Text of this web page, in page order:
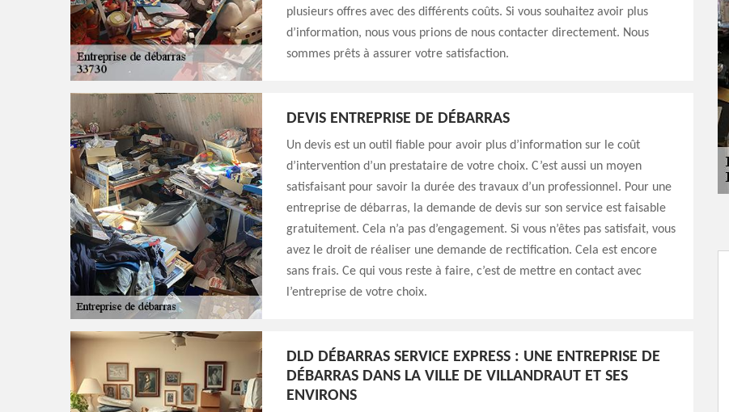
plusieurs offres avec des différents coûts. Si vous souhaitez avoir plus
d’information, nous vous prions de nous contacter directement. Nous
sommes prêts à assurer votre satisfaction.
DEVIS ENTREPRISE DE DÉBARRAS
Un devis est un outil fiable pour avoir plus d’information sur le coût
d’intervention d’un prestataire de votre choix. C’est aussi un moyen
satisfaisant pour savoir la durée des travaux d’un professionnel. Pour une
entreprise de débarras, la demande de devis sur son service est faisable
gratuitement. Cela n’a pas d’engagement. Si vous n’êtes pas satisfait, vous
avez le droit de réaliser une demande de rectification. Cela est encore
sans frais. Ce qui vous reste à faire, c’est de mettre en contact avec
l’entreprise de votre choix.
DLD DÉBARRAS SERVICE EXPRESS : UNE ENTREPRISE DE
DÉBARRAS DANS LA VILLE DE VILLANDRAUT ET SES
ENVIRONS